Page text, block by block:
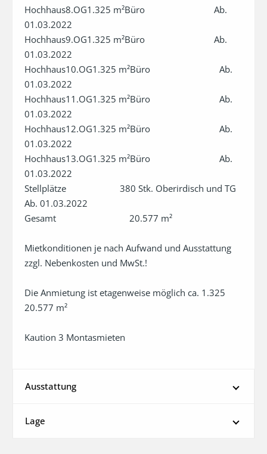
Hochhaus8.OG1.325 m²Büro                             Ab.
01.03.2022
Hochhaus9.OG1.325 m²Büro                             Ab.
01.03.2022
Hochhaus10.OG1.325 m²Büro                             Ab.
01.03.2022
Hochhaus11.OG1.325 m²Büro                             Ab.
01.03.2022
Hochhaus12.OG1.325 m²Büro                             Ab.
01.03.2022
Hochhaus13.OG1.325 m²Büro                             Ab.
01.03.2022
Stellplätze	                380 Stk. Oberirdisch und TG
Ab. 01.03.2022
Gesamt	                            20.577 m²
Mietkonditionen je nach Aufwand und Ausstattung
zzgl. Nebenkosten und MwSt.!
Die Anmietung ist etagenweise möglich ca. 1.325 
20.577 m²
Kaution 3 Montasmieten
Ausstattung
Lage